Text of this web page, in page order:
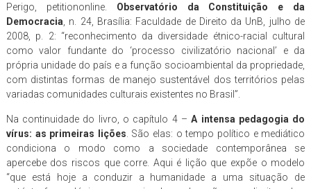
Perigo, petitiononline. Observatório da Constituição e da
Democracia , n. 24, Brasília: Faculdade de Direito da UnB, julho de
2008, p. 2: “reconhecimento da diversidade étnico-racial cultural
como valor fundante do ‘processo civilizatório nacional’ e da
própria unidade do país e a função socioambiental da propriedade,
com distintas formas de manejo sustentável dos territórios pelas
variadas comunidades culturais existentes no Brasil”.
Na continuidade do livro, o capítulo 4 –A intensa pedagogia do
vírus: as primeiras lições . São elas: o tempo político e mediático
condiciona o modo como a sociedade contemporânea se
apercebe dos riscos que corre. Aqui é lição que expõe o modelo
“que está hoje a conduzir a humanidade a uma situação de